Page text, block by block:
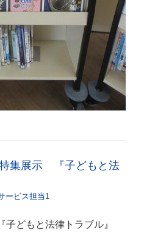
集展示 『子どもと法
ービス担当1
どもと法律トラブル』